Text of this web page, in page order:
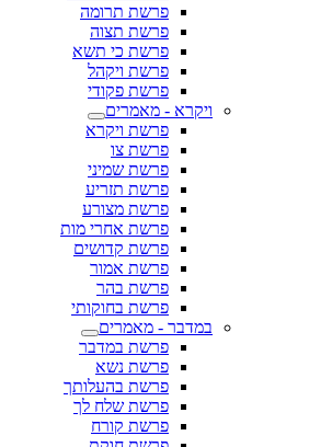
פרשת תרומה
פרשת תצוה
פרשת כי תשא
פרשת ויקהל
פרשת פקודי
ויקרא - מאמרים
פרשת ויקרא
פרשת צו
פרשת שמיני
פרשת תזריע
פרשת מצורע
פרשת אחרי מות
פרשת קדושים
פרשת אמור
פרשת בהר
פרשת בחוקותי
במדבר - מאמרים
פרשת במדבר
פרשת נשא
פרשת בהעלותך
פרשת שלח לך
פרשת קורח